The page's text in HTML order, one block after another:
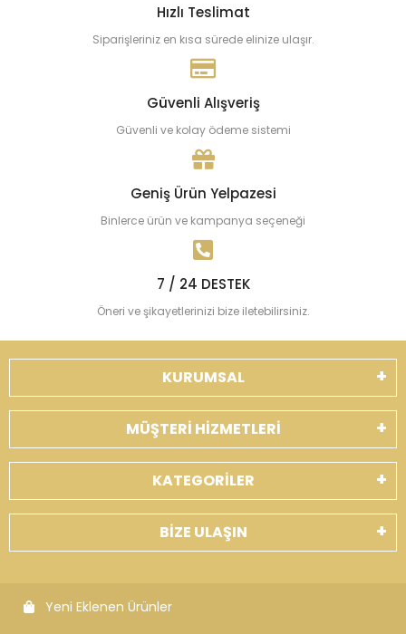
Hızlı Teslimat
Siparişleriniz en kısa sürede elinize ulaşır.
Güvenli Alışveriş
Güvenli ve kolay ödeme sistemi
Geniş Ürün Yelpazesi
Binlerce ürün ve kampanya seçeneği
7 / 24 DESTEK
Öneri ve şikayetlerinizi bize iletebilirsiniz.
KURUMSAL
MÜŞTERİ HİZMETLERİ
KATEGORİLER
BİZE ULAŞIN
Yeni Eklenen Ürünler